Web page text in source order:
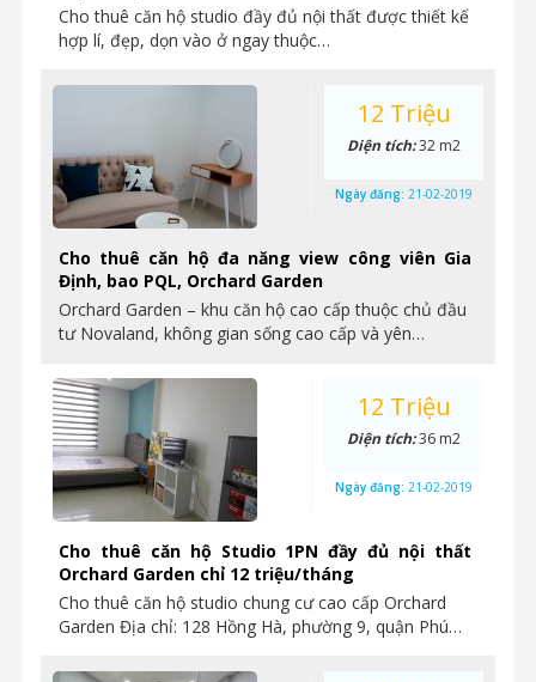
Cho thuê căn hộ studio đầy đủ nội thất được thiết kế
hợp lí, đẹp, dọn vào ở ngay thuộc…
Cho thuê căn hộ đa năng view công viên Gia
Định, bao PQL, Orchard Garden
Orchard Garden – khu căn hộ cao cấp thuộc chủ đầu
tư Novaland, không gian sống cao cấp và yên…
12 Triệu
Diện tích:32 m2
Ngày đăng: 21-02-2019
Cho thuê căn hộ Studio 1PN đầy đủ nội thất
Orchard Garden chỉ 12 triệu/tháng
Cho thuê căn hộ studio chung cư cao cấp Orchard
Garden Địa chỉ: 128 Hồng Hà, phường 9, quận Phú…
12 Triệu
Diện tích:36 m2
Ngày đăng: 21-02-2019